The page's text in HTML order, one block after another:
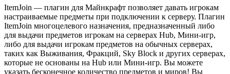
ItemJoin — плагин для Майнкрафт позволяет давать игрокам
настраиваемые предметы при подключении к серверу. Плагин
ItemJoin многоцелевого назначения, предназначенный либо
для выдачи предметов игрокам на серверах Hub, Мини-игр,
либо для выдачи игрокам предметов на обычных серверах,
таких как Выживания, Фракций, Sky Block и других серверах,
которые не основаны на Hub или Мини-игр. Вы можете
указать бесконечное количество предметов и миров! Вы